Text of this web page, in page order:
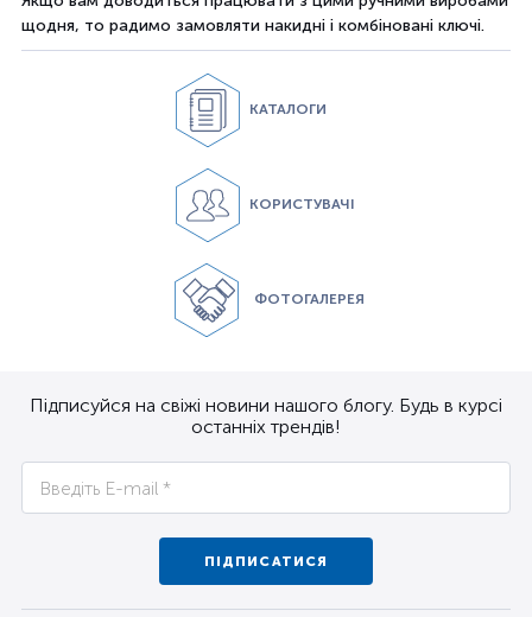
щодня, то радимо замовляти накидні і комбіновані ключі.
КАТАЛОГИ
КОРИСТУВАЧІ
ФОТОГАЛЕРЕЯ
Підписуйся на свіжі новини нашого блогу. Будь в курсі
останніх трендів!
ПІДПИСАТИСЯ